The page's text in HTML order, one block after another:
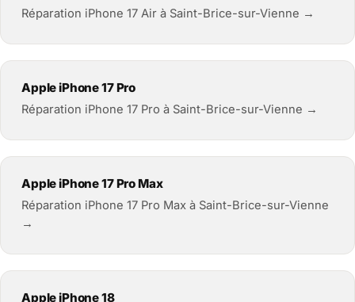
Réparation iPhone 17 Air à Saint-Brice-sur-Vienne →
Apple iPhone 17 Pro
Réparation iPhone 17 Pro à Saint-Brice-sur-Vienne →
Apple iPhone 17 Pro Max
Réparation iPhone 17 Pro Max à Saint-Brice-sur-Vienne
→
Apple iPhone 18